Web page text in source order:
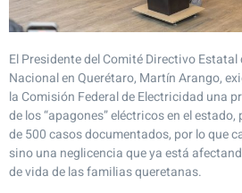
El Presidente del Comité Directivo
Nacional en Querétaro, Martín Arango,
la Comisión Federal de Electricidad una
de los “apagones” eléctricos en el
de 500 casos documentados, por lo que
sino una neglicencia que ya está
de vida de las familias queretanas.